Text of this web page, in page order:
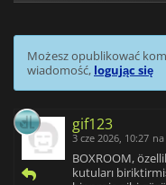
Możesz opublikować
wiadomość, logując się
gif123
3 cze 2026, 10:27 na
BOXROOM,
kutuları